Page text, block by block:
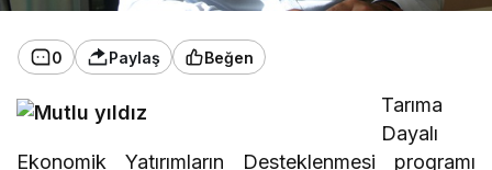
0 Paylaş Beğen
Tarıma
Dayalı
Ekonomik Yatırımların Desteklenmesi programı